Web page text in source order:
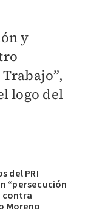
y
logo del
del PRI
“persecución
contra